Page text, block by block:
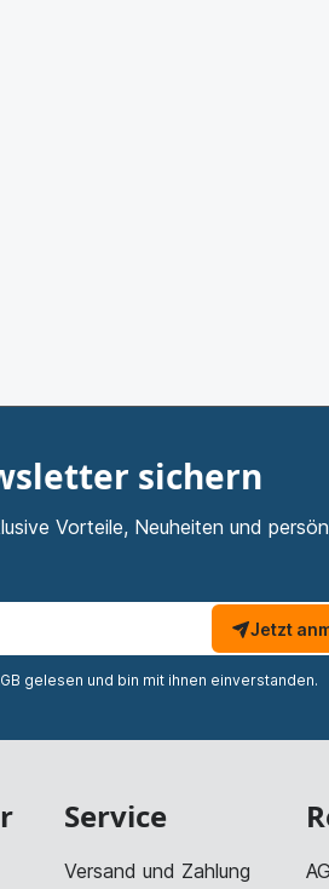
sichern
Vorteile, Neuheiten und
Jetzt
gelesen und bin mit ihnen einverstanden.
Service
Versand und Zahlung